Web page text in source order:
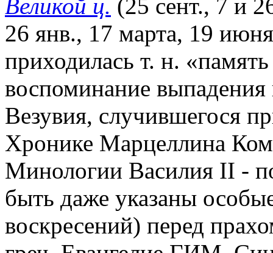
Великой ц. (25 сент., 7 и
26 янв., 17 марта, 19
приходилась т. н.
воспоминание
Везувия, случившегося
Хронике Марцеллина
Минологии Василия II -
быть даже указаны
воскресений) перед